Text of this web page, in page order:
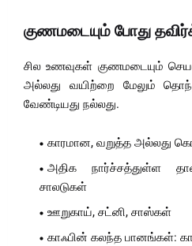
குணமடையும் போது
சில உணவுகள் குணமடையும்
அல்லது வயிற்றை மேலும்
வேண்டியது நல்லது.
காரமான, வறுத்த அல்லது
அதிக நார்ச்சத்துள்ள
சாலடுகள்
ஊறுகாய், சட்னி, சாஸ்கள்
காஃபின் கலந்த பானங்கள்: